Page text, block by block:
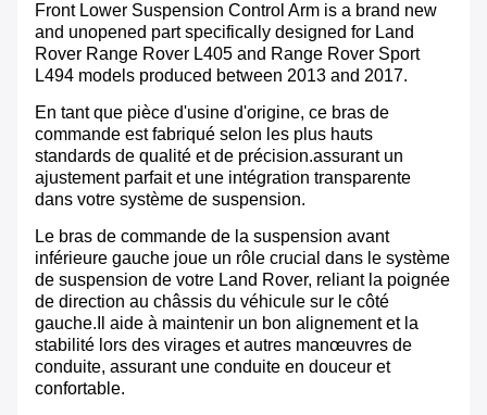
Front Lower Suspension Control Arm is a brand new
and unopened part specifically designed for Land
Rover Range Rover L405 and Range Rover Sport
L494 models produced between 2013 and 2017.
En tant que pièce d'usine d'origine, ce bras de
commande est fabriqué selon les plus hauts
standards de qualité et de précision.assurant un
ajustement parfait et une intégration transparente
dans votre système de suspension.
Le bras de commande de la suspension avant
inférieure gauche joue un rôle crucial dans le système
de suspension de votre Land Rover, reliant la poignée
de direction au châssis du véhicule sur le côté
gauche.Il aide à maintenir un bon alignement et la
stabilité lors des virages et autres manœuvres de
conduite, assurant une conduite en douceur et
confortable.